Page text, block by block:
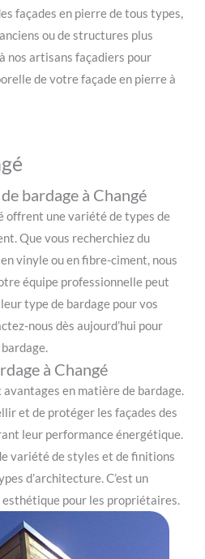
façades en pierre de tous types,
ou de structures plus
nos artisans façadiers pour
de votre façade en pierre à
bardage à Changé
offrent une variété de types de
Que vous recherchiez du
vinyle ou en fibre-ciment, nous
équipe professionnelle peut
type de bardage pour vos
nous dès aujourd’hui pour
à Changé
en matière de bardage.
et de protéger les façades des
leur performance énergétique.
variété de styles et de finitions
d’architecture. C’est un
pour les propriétaires.